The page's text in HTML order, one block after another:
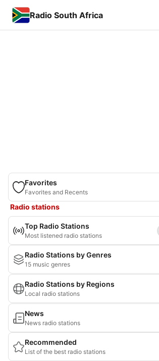
Radio South Africa
Favorites
Favorites and Recents
Radio stations
Top Radio Stations
Most listened radio stations
Radio Stations by Genres
15 music genres
Radio Stations by Regions
Local radio stations
News
News radio stations
Recommended
List of the best radio stations